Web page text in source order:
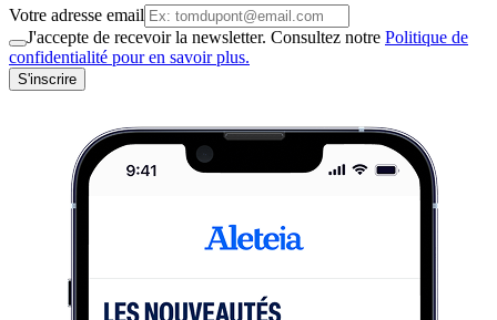
Votre adresse email
J'accepte de recevoir la newsletter. Consultez notre Politique de
confidentialité pour en savoir plus.
S'inscrire